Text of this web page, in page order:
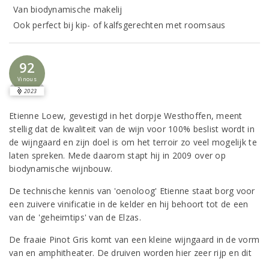
Van biodynamische makelij
Ook perfect bij kip- of kalfsgerechten met roomsaus
92
Vinous
2023
Etienne Loew, gevestigd in het dorpje Westhoffen, meent
stellig dat de kwaliteit van de wijn voor 100% beslist wordt in
de wijngaard en zijn doel is om het terroir zo veel mogelijk te
laten spreken. Mede daarom stapt hij in 2009 over op
biodynamische wijnbouw.
De technische kennis van 'oenoloog' Etienne staat borg voor
een zuivere vinificatie in de kelder en hij behoort tot de een
van de 'geheimtips' van de Elzas.
De fraaie Pinot Gris komt van een kleine wijngaard in de vorm
van en amphitheater. De druiven worden hier zeer rijp en dit